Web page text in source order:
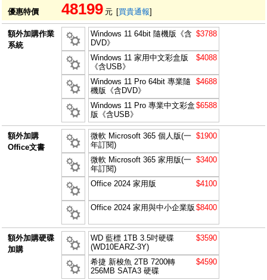
優惠特價 48199 元 [買貴通報]
額外加購作業
系統
Windows 11 64bit 隨機版《含
DVD》
$3788
Windows 11 家用中文彩盒版
《含USB》
$4088
Windows 11 Pro 64bit 專業隨
機版《含DVD》
$4688
Windows 11 Pro 專業中文彩盒
版《含USB》
$6588
額外加購
Office文書
微軟 Microsoft 365 個人版(一
年訂閱)
$1900
微軟 Microsoft 365 家用版(一
年訂閱)
$3400
Office 2024 家用版 $4100
Office 2024 家用與中小企業版 $8400
額外加購硬碟
加購
WD 藍標 1TB 3.5吋硬碟
(WD10EARZ-3Y)
$3590
希捷 新梭魚 2TB 7200轉
256MB SATA3 硬碟
$4590